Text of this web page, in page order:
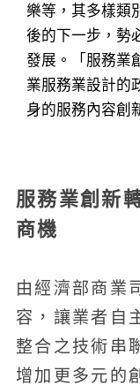
樂等，其多樣類
後的下一步，勢
發展。「服務業
業服務業設計的
身的服務內容創
服務業創新
商機
由經濟部商業
容，讓業者自
整合之技術串
增加更多元的